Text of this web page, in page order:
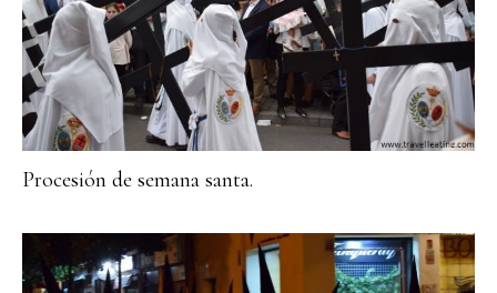
Procesión de semana santa.